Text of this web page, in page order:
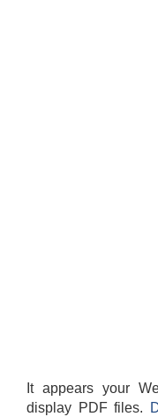
It appears your
display PDF files.